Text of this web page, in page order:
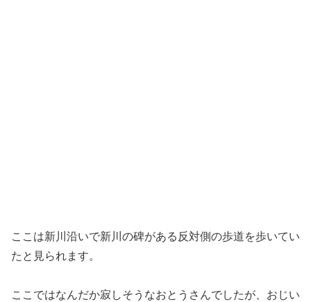
ここは新川沿いで新川の碑がある反対側の歩道を歩いてい
たと見られます。
ここではなんだか寂しそうなおとうさんでしたが、おじい